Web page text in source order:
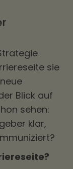
sie
Blick auf
sehen:
klar,